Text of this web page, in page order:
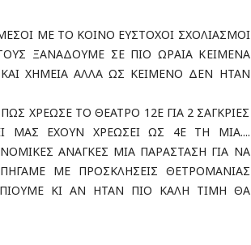
ΜΕ ΤΟ ΚΟΙΝΟ ΕΥΣΤΟΧΟΙ ΣΧΟΛΙΑΣΜΟΙ
ΞΑΝΑΔΟΥΜΕ ΣΕ ΠΙΟ ΩΡΑΙΑ ΚΕΙΜΕΝΑ
ΚΑΙ ΧΗΜΕΙΑ ΑΛΛΑ ΩΣ ΚΕΙΜΕΝΟ ΔΕΝ ΗΤΑΝ
ΧΡΕΩΣΕ ΤΟ ΘΕΑΤΡΟ 12Ε ΓΙΑ 2 ΣΑΓΚΡΙΕΣ
ΜΑΣ ΕΧΟΥΝ ΧΡΕΩΣΕΙ ΩΣ 4Ε ΤΗ ΜΙΑ....
ΑΝΑΓΚΕΣ ΜΙΑ ΠΑΡΑΣΤΑΣΗ ΓΙΑ ΝΑ
ΜΕ ΠΡΟΣΚΛΗΣΕΙΣ ΘΕΤΡΟΜΑΝΙΑΣ
ΚΙ ΑΝ ΗΤΑΝ ΠΙΟ ΚΑΛΗ ΤΙΜΗ ΘΑ